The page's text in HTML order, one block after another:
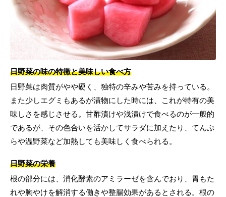
日野菜の味の特徴と美味しい食べ方
日野菜は肉質がやや硬く、独特の辛みや苦みを持っている。
また少しエグミもあるが漬物にした時には、これが特有の美
味しさを感じさせる。甘酢漬けや浅漬けで食べるのが一般的
であるが、その色合いを活かしてサラダに加えたり、てんぷ
らや温野菜など加熱しても美味しく食べられる。
日野菜の栄養
根の部分には、消化酵素のアミラーゼを含んでおり、胃もた
れや胸やけを解消する働きや整腸効果があるとされる。根の